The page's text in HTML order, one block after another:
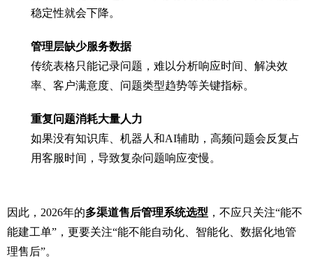
稳定性就会下降。
管理层缺少服务数据
传统表格只能记录问题，难以分析响应时间、解决效
率、客户满意度、问题类型趋势等关键指标。
重复问题消耗大量人力
如果没有知识库、机器人和AI辅助，高频问题会反复占
用客服时间，导致复杂问题响应变慢。
因此，2026年的多渠道售后管理系统选型 ，不应只关注“能不
能建工单”，更要关注“能不能自动化、智能化、数据化地管
理售后”。